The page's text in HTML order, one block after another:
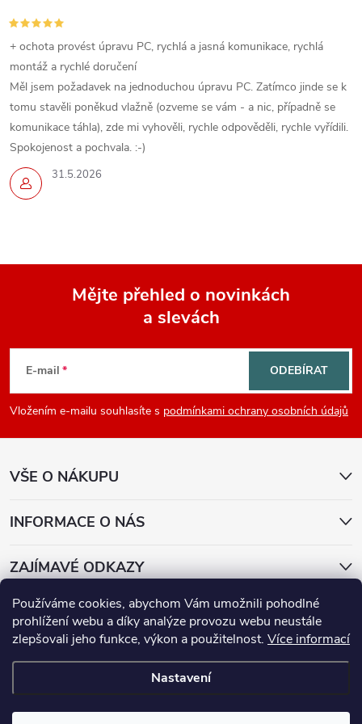
Používáme cookies, abychom Vám umožnili pohodlné
prohlížení webu a díky analýze provozu webu neustále
zlepšovali jeho funkce, výkon a použitelnost. Více informací
Nastavení
31.5.2026
+ ochota provést úpravu PC, rychlá a jasná komunikace, rychlá
montáž a rychlé doručení
Měl jsem požadavek na jednoduchou úpravu PC. Zatímco jinde se k
tomu stavěli poněkud vlažně (ozveme se vám - a nic, případně se
komunikace táhla), zde mi vyhověli, rychle odpověděli, rychle vyřídili.
Spokojenost a pochvala. :-)
p
a
Mějte přehled o novinkách
a slevách
E-mail
Vložením e-mailu souhlasíte s podmínkami ochrany osobních údajů
ODEBÍRAT
VŠE O NÁKUPU
INFORMACE O NÁS
ZAJÍMAVÉ ODKAZY
Přijímáme online platby
Copyright 2026E-lenovo. Všechna práva vyhrazena.